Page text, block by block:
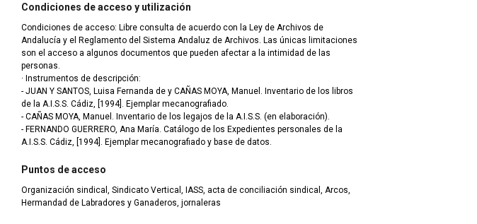
Condiciones de acceso y utilización
Condiciones de acceso: Libre consulta de acuerdo con la Ley de Archivos de
Andalucía y el Reglamento del Sistema Andaluz de Archivos. Las únicas limitaciones
son el acceso a algunos documentos que pueden afectar a la intimidad de las
personas.
· Instrumentos de descripción:
- JUAN Y SANTOS, Luisa Fernanda de y CAÑAS MOYA, Manuel. Inventario de los libros
de la A.I.S.S. Cádiz, [1994]. Ejemplar mecanografiado.
- CAÑAS MOYA, Manuel. Inventario de los legajos de la A.I.S.S. (en elaboración).
- FERNANDO GUERRERO, Ana María. Catálogo de los Expedientes personales de la
A.I.S.S. Cádiz, [1994]. Ejemplar mecanografiado y base de datos.
Puntos de acceso
Organización sindical, Sindicato Vertical, IASS, acta de conciliación sindical, Arcos,
Hermandad de Labradores y Ganaderos, jornaleras